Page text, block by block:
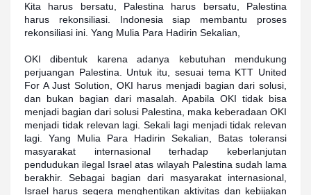
Kita harus bersatu, Palestina harus bersatu, Palestina
harus rekonsiliasi. Indonesia siap membantu proses
rekonsiliasi ini. Yang Mulia Para Hadirin Sekalian,
OKI dibentuk karena adanya kebutuhan mendukung
perjuangan Palestina. Untuk itu, sesuai tema KTT United
For A Just Solution, OKI harus menjadi bagian dari solusi,
dan bukan bagian dari masalah. Apabila OKI tidak bisa
menjadi bagian dari solusi Palestina, maka keberadaan OKI
menjadi tidak relevan lagi. Sekali lagi menjadi tidak relevan
lagi. Yang Mulia Para Hadirin Sekalian, Batas toleransi
masyarakat internasional terhadap keberlanjutan
pendudukan ilegal Israel atas wilayah Palestina sudah lama
berakhir. Sebagai bagian dari masyarakat internasional,
Israel harus segera menghentikan aktivitas dan kebijakan